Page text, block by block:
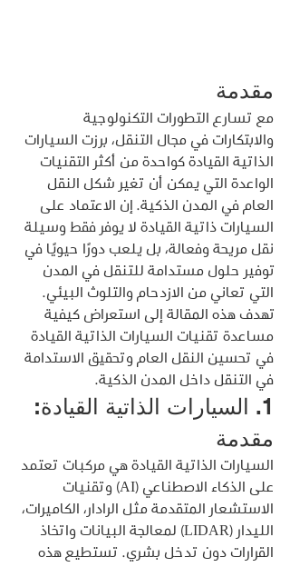
مقدمة
مع تسارع التطورات التكنولوجية
والابتكارات في مجال التنقل، برزت السيارات
الذاتية القيادة كواحدة من أكثر التقنيات
الواعدة التي يمكن أن تغير شكل النقل
العام في المدن الذكية. إن الاعتماد على
السيارات ذاتية القيادة لا يوفر فقط وسيلة
نقل مريحة وفعالة، بل يلعب دورًا حيويًا في
توفير حلول مستدامة للتنقل في المدن
التي تعاني من الازدحام والتلوث البيئي.
تهدف هذه المقالة إلى استعراض كيفية
مساعدة تقنيات السيارات الذاتية القيادة
في تحسين النقل العام وتحقيق الاستدامة
في التنقل داخل المدن الذكية.
1. السيارات الذاتية القيادة:
مقدمة
السيارات الذاتية القيادة هي مركبات تعتمد
على الذكاء الاصطناعي (AI) وتقنيات
الاستشعار المتقدمة مثل الرادار، الكاميرات،
الليدار (LIDAR) لمعالجة البيانات واتخاذ
القرارات دون تدخل بشري. تستطيع هذه